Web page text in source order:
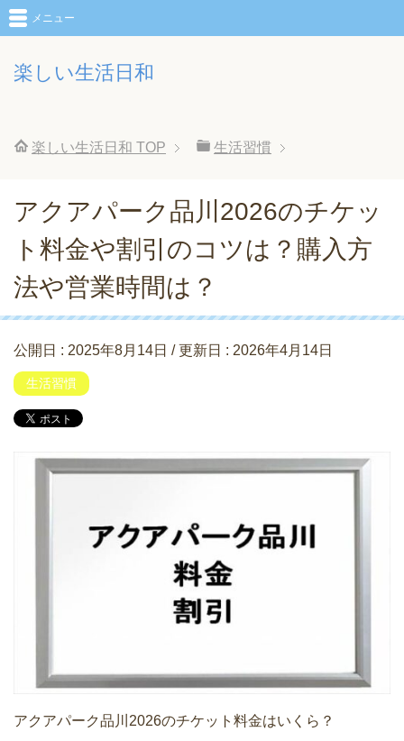
楽しい生活日和
メニュー
楽しい生活日和 TOP 生活習慣
アクアパーク品川2026のチケッ
ト料金や割引のコツは？購入方
法や営業時間は？
公開日 : 2025年8月14日 / 更新日 : 2026年4月14日
生活習慣
アクアパーク品川2026のチケット料金はいくら？